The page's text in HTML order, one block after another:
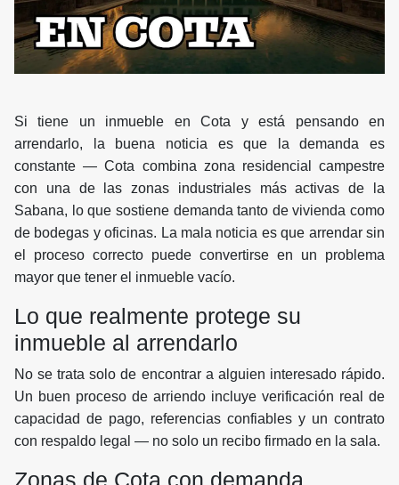
Si tiene un inmueble en Cota y está pensando en
arrendarlo, la buena noticia es que la demanda es
constante — Cota combina zona residencial campestre
con una de las zonas industriales más activas de la
Sabana, lo que sostiene demanda tanto de vivienda como
de bodegas y oficinas. La mala noticia es que arrendar sin
el proceso correcto puede convertirse en un problema
mayor que tener el inmueble vacío.
Lo que realmente protege su
inmueble al arrendarlo
No se trata solo de encontrar a alguien interesado rápido.
Un buen proceso de arriendo incluye verificación real de
capacidad de pago, referencias confiables y un contrato
con respaldo legal — no solo un recibo firmado en la sala.
Zonas de Cota con demanda